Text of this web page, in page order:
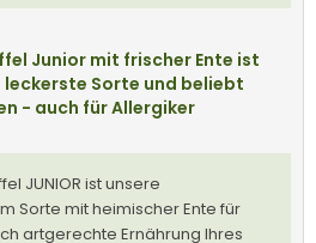
Junior mit frischer Ente ist
Sorte und beliebt
- auch für Allergiker
JUNIOR ist unsere
Sorte mit heimischer Ente für
artgerechte Ernährung Ihres